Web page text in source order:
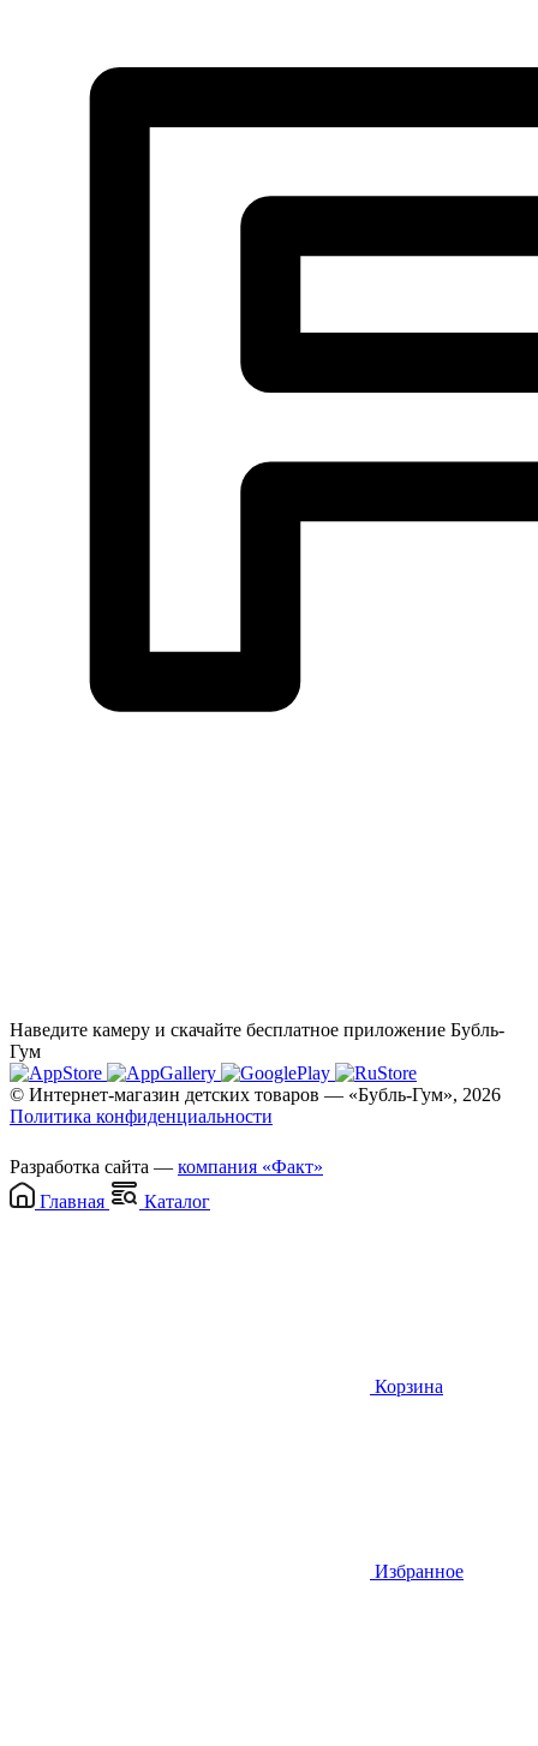
Наведите камеру и скачайте бесплатное приложение Бубль-
Гум
© Интернет-магазин детских товаров — «Бубль-Гум», 2026
Политика конфиденциальности
Разработка сайта — компания «Факт»
Главная
Каталог
Корзина
Избранное